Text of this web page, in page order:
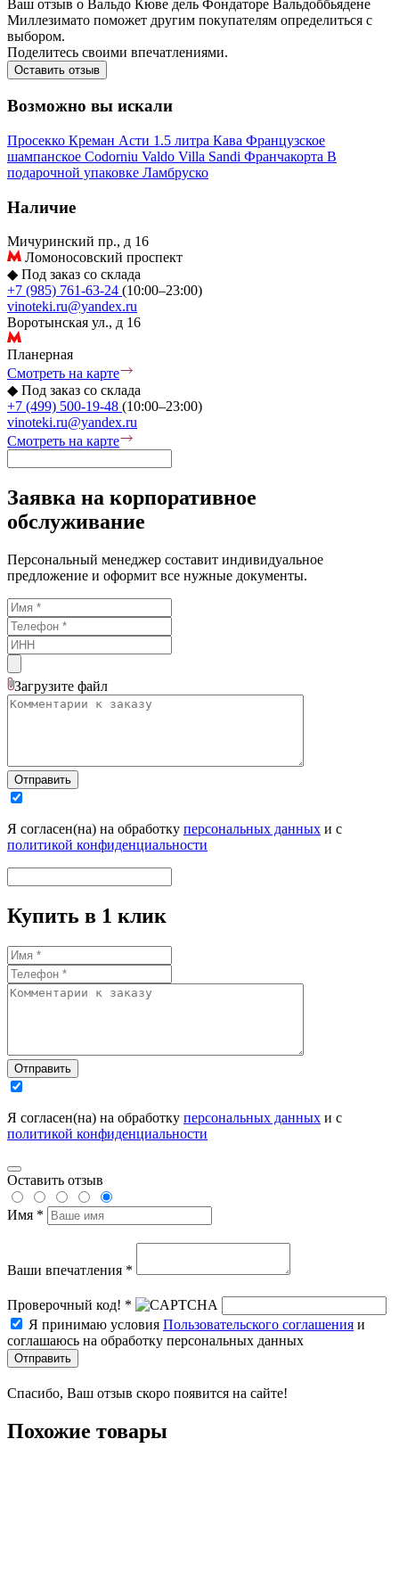
Ваш отзыв о Вальдо Кюве дель Фондаторе Вальдоббьядене
Миллезимато поможет другим покупателям определиться с
выбором.
Поделитесь своими впечатлениями.
Оставить отзыв
Возможно вы искали
Просекко Креман Асти 1.5 литра Кава Французское
шампанское Codorniu Valdo Villa Sandi Франчакорта В
подарочной упаковке Ламбруско
Наличие
Мичуринский пр., д 16
Ломоносовский проспект
◆ Под заказ со склада
+7 (985) 761-63-24 (10:00–23:00)
vinoteki.ru@yandex.ru
Воротынская ул., д 16
Планерная
Смотреть на карте
◆ Под заказ со склада
+7 (499) 500-19-48 (10:00–23:00)
vinoteki.ru@yandex.ru
Смотреть на карте
Заявка на корпоративное
обслуживание
Персональный менеджер составит индивидуальное
предложение и оформит все нужные документы.
Загрузите файл
Отправить
Я согласен(на) на обработку персональных данных и с
политикой конфиденциальности
Купить в 1 клик
Отправить
Я согласен(на) на обработку персональных данных и с
политикой конфиденциальности
Оставить отзыв
Имя *
Ваши впечатления *
Проверочный код! *
Я принимаю условия Пользовательского соглашения и
соглашаюсь на обработку персональных данных
Отправить
Спасибо, Ваш отзыв скоро появится на сайте!
Похожие товары